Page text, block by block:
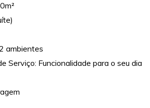
ambientes
Serviço: Funcionalidade para o seu dia